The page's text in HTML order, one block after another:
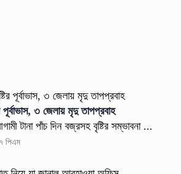
পূর্বাভাস, ৩ জেলায় মৃদু তাপপ্রবাহ
টানা পাঁচ দিন বজ্রসহ বৃষ্টির সম্ভাবনা ...
পিএম